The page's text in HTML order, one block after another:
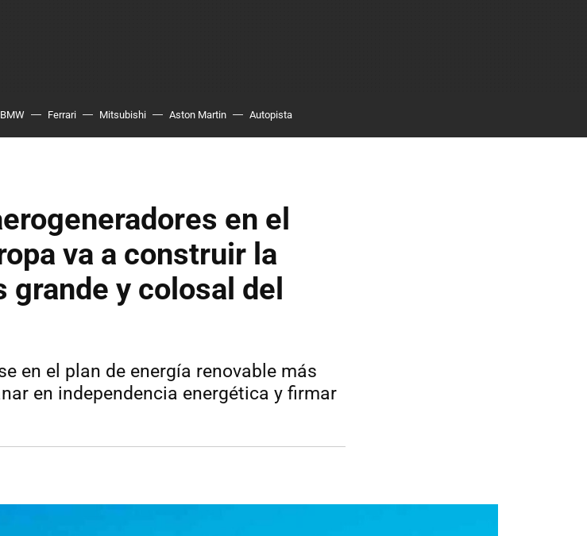
BMW Ferrari Mitsubishi Aston Martin Autopista
en el
va a construir la
y colosal del
en el plan de energía renovable más
en independencia energética y firmar